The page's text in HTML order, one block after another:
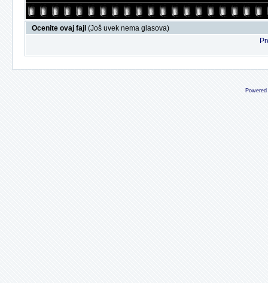
Ocenite ovaj fajl (Još uvek nema glasova)